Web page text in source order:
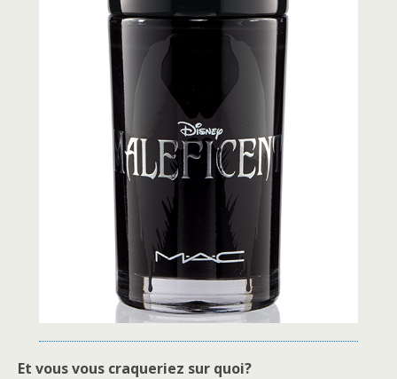
Et vous vous craqueriez sur quoi?